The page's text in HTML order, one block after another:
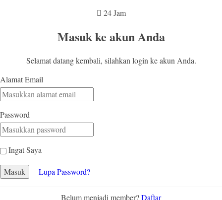
24 Jam
Masuk ke akun Anda
Selamat datang kembali, silahkan login ke akun Anda.
Alamat Email
Password
Ingat Saya
Masuk Lupa Password?
Belum menjadi member?Daftar